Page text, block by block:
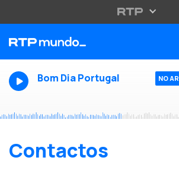
Bom Dia Portugal NO AR
Contactos